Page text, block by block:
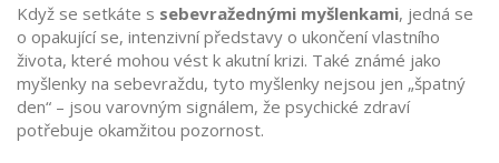
Když se setkáte s sebevražednými myšlenkami, jedná se
o opakující se, intenzivní představy o ukončení vlastního
života, které mohou vést k akutní krizi. Také známé jako
myšlenky na sebevraždu, tyto myšlenky nejsou jen „špatný
den“ – jsou varovným signálem, že psychické zdraví
potřebuje okamžitou pozornost.